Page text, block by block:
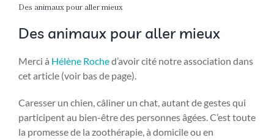
Des animaux pour aller mieux
Des animaux pour aller mieux
Merci à Hélène Roched’avoir cité notre association dans
cet article (voir bas de page).
Caresser un chien, câliner un chat, autant de gestes qui
participent au bien-être des personnes âgées. C’est toute
la promesse de la zoothérapie, à domicile ou en